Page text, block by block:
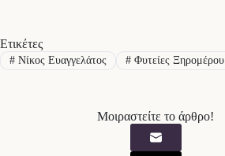
Ετικέτες
#Νίκος Ευαγγελάτος #Φυτείες Ξηρομέρου
Μοιραστείτε το άρθρο!